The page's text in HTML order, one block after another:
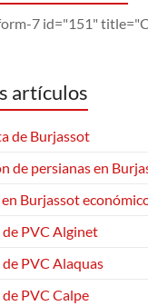
7 id="151"
artículos
de Burjassot
de persianas en
Burjassot
de PVC Alginet
PVC Alaquas
PVC Calpe